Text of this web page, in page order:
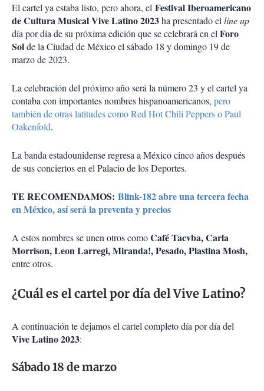
El cartel ya estaba listo, pero ahora, el Festival Iberoamericano
de Cultura Musical Vive Latino 2023ha presentado elline up
día por día de su próxima edición que se celebrará en elForo
Solde la Ciudad de México el sábado 18 y domingo 19 de
marzo de 2023.
La celebración del próximo año será la número 23 y el cartel ya
contaba con importantes nombres hispanoamericanos, pero
también de otras latitudes como Red Hot Chili Peppers o Paul
Oakenfold.
La banda estadounidense regresa a México cinco años después
de sus conciertos en el Palacio de los Deportes.
TE RECOMENDAMOS: Blink-182 abre una tercera fecha
en México, así será la preventa y precios
A estos nombres se unen otros comoCafé Tacvba, Carla
Morrison, Leon Larregi, Miranda!, Pesado, Plastina Mosh,
entre otros.
¿Cuál es el cartel por día del Vive Latino?
A continuación te dejamos el cartel completo día por día del
Vive Latino 2023:
Sábado 18 de marzo